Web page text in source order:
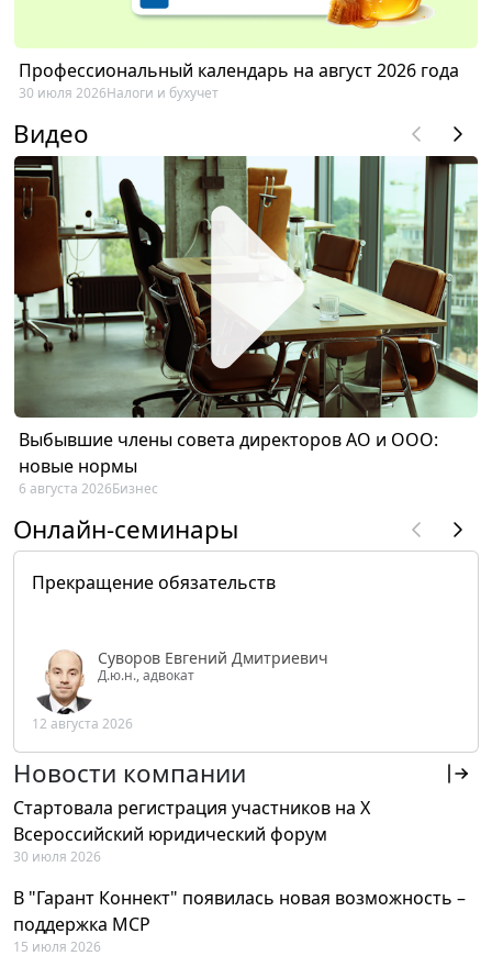
Профессиональный календарь на август 2026 года
30 июля 2026Налоги и бухучет
Видео
Выбывшие члены совета директоров АО и ООО:
новые нормы
6 августа 2026Бизнес
Онлайн-семинары
Прекращение обязательств
Суворов Евгений Дмитриевич
Д.ю.н., адвокат
12 августа 2026
Новости компании
Стартовала регистрация участников на X
Всероссийский юридический форум
30 июля 2026
В "Гарант Коннект" появилась новая возможность –
поддержка MCP
15 июля 2026